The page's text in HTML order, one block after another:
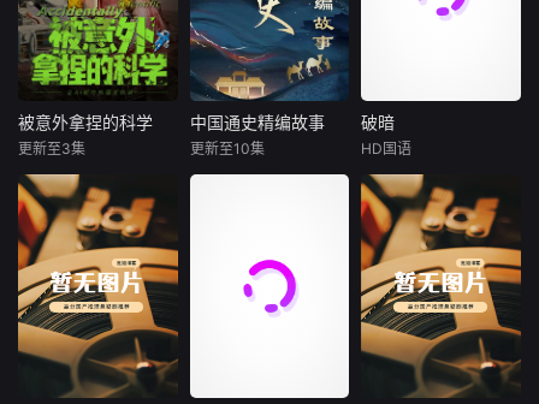
被意外拿捏的科学
在科学史上，许多
改变世界的重大发
现与发明，其实都
源于一场场美丽的
“意外”——青霉素
的诞生来自一碟发
霉的培养皿，微波
炉的灵感源于口袋
里融化的巧克力，
被意外拿捏的科学
更新至3集
中国通史精编故事
的中国古代历史。
在保留原作对统一
多民族国家形成及
中国通史精编故事
更新至10集
破暗
大康太师闻宇阳宴
请皇上义子神策府
神威将军冷啸天，
席间告知他一个消
息，刚刚继任北疆
镇海王的薛世明遭
刺客暗杀，大康名
医李长生父子卷入
其中，不日将斩
破暗
HD国语